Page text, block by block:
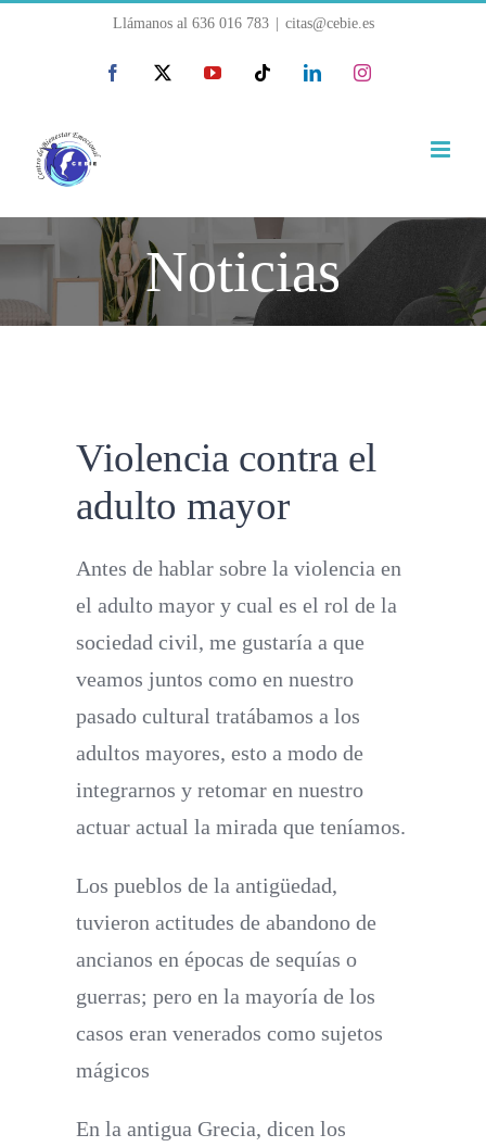
Llámanos al 636 016 783 citas@cebie.es
Facebook YouTube Tiktok LinkedInInstagram
Noticias
Violencia contra el
adulto mayor
Antes de hablar sobre la violencia en
el adulto mayor y cual es el rol de la
sociedad civil, me gustaría a que
veamos juntos como en nuestro
pasado cultural tratábamos a los
adultos mayores, esto a modo de
integrarnos y retomar en nuestro
actuar actual la mirada que teníamos.
Los pueblos de la antigüedad,
tuvieron actitudes de abandono de
ancianos en épocas de sequías o
guerras; pero en la mayoría de los
casos eran venerados como sujetos
mágicos
En la antigua Grecia, dicen los